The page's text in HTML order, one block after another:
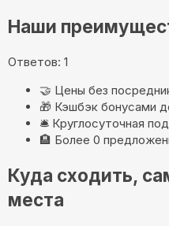
Наши
Ответов: 1
🤝 Цены без
🎁 Кэшбэк бонусами
🛎️ Круглосуточная
🏨 Более 0
Куда сходить,
места